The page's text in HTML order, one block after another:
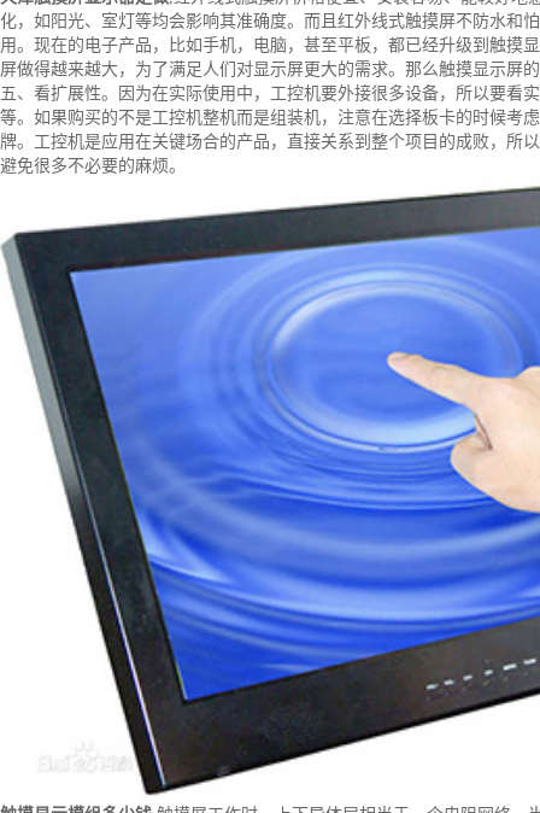
化，如阳光、室灯等均会影响其准确度。而且红外线式触摸屏不防水和
用。现在的电子产品，比如手机，电脑，甚至平板，都已经升级到触摸
屏做得越来越大，为了满足人们对显示屏更大的需求。那么触摸显示屏
五、看扩展性。因为在实际使用中，工控机要外接很多设备，所以要看
等。如果购买的不是工控机整机而是组装机，注意在选择板卡的时候考
牌。工控机是应用在关键场合的产品，直接关系到整个项目的成败，所
避免很多不必要的麻烦。